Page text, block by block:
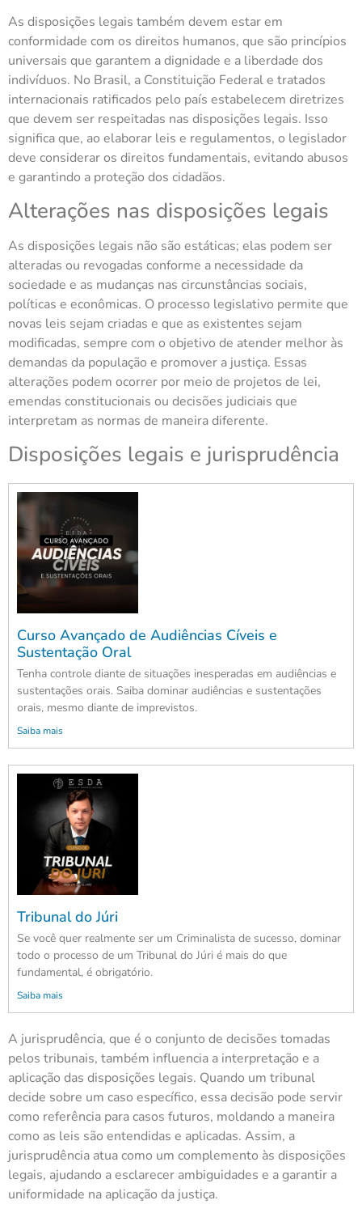
As disposições legais também devem estar em
conformidade com os direitos humanos, que são princípios
universais que garantem a dignidade e a liberdade dos
indivíduos. No Brasil, a Constituição Federal e tratados
internacionais ratificados pelo país estabelecem diretrizes
que devem ser respeitadas nas disposições legais. Isso
significa que, ao elaborar leis e regulamentos, o legislador
deve considerar os direitos fundamentais, evitando abusos
e garantindo a proteção dos cidadãos.
Alterações nas disposições legais
As disposições legais não são estáticas; elas podem ser
alteradas ou revogadas conforme a necessidade da
sociedade e as mudanças nas circunstâncias sociais,
políticas e econômicas. O processo legislativo permite que
novas leis sejam criadas e que as existentes sejam
modificadas, sempre com o objetivo de atender melhor às
demandas da população e promover a justiça. Essas
alterações podem ocorrer por meio de projetos de lei,
emendas constitucionais ou decisões judiciais que
interpretam as normas de maneira diferente.
Disposições legais e jurisprudência
Curso Avançado de Audiências Cíveis e
Sustentação Oral
Tenha controle diante de situações inesperadas em audiências e
sustentações orais. Saiba dominar audiências e sustentações
orais, mesmo diante de imprevistos.
Saiba mais
Tribunal do Júri
Se você quer realmente ser um Criminalista de sucesso, dominar
todo o processo de um Tribunal do Júri é mais do que
fundamental, é obrigatório.
Saiba mais
A jurisprudência, que é o conjunto de decisões tomadas
pelos tribunais, também influencia a interpretação e a
aplicação das disposições legais. Quando um tribunal
decide sobre um caso específico, essa decisão pode servir
como referência para casos futuros, moldando a maneira
como as leis são entendidas e aplicadas. Assim, a
jurisprudência atua como um complemento às disposições
legais, ajudando a esclarecer ambiguidades e a garantir a
uniformidade na aplicação da justiça.